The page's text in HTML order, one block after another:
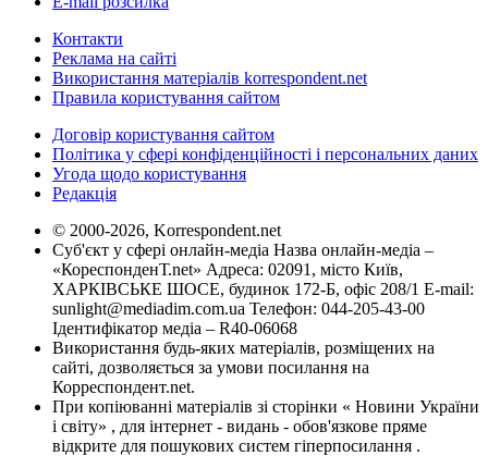
Контакти
Реклама на сайті
Використання матеріалів korrespondent.net
Правила користування сайтом
Договір користування сайтом
Політика у сфері конфіденційності і персональних даних
Угода щодо користування
Редакція
© 2000-2026, Korrespondent.net
Суб'єкт у сфері онлайн-медіа Назва онлайн-медіа –
«КореспонденТ.net» Адреса: 02091, місто Київ,
ХАРКІВСЬКЕ ШОСЕ, будинок 172-Б, офіс 208/1 E-mail:
sunlight@mediadim.com.ua Телефон: 044-205-43-00
Ідентифікатор медіа – R40-06068
Використання будь-яких матеріалів, розміщених на
сайті, дозволяється за умови посилання на
Корреспондент.net.
При копіюванні матеріалів зі сторінки « Новини України
і світу» , для інтернет - видань - обов'язкове пряме
відкрите для пошукових систем гіперпосилання .